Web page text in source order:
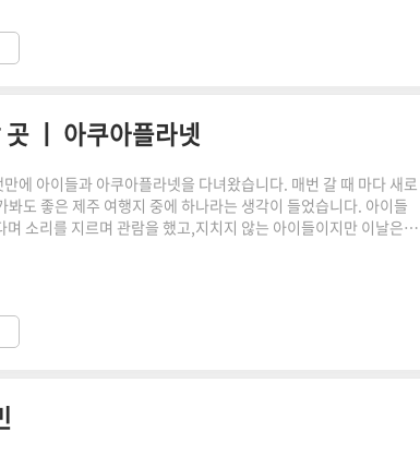
주긴 했지만,아직은 제대로 된 이해를 하기는 조금 어려운게 사
프 없이 두 아이와 시간을 보낼..
ㅣ 아쿠아플라넷
에 아이들과 아쿠아플라넷을 다녀왔습니다. 매번 갈 때 마다 새로
봐도 좋은 제주 여행지 중에 하나라는 생각이 들었습니다. 아이들
며 소리를 지르며 관람을 했고,지치지 않는 아이들이지만 이날은
넷을 둘러보려면 기본적으로 2~3시간 정도가 소요되니,조금은
년생)43,700원청소년(2006~2011년생)41,800원소인(36개
(1959년생 이하)41,800원 ..